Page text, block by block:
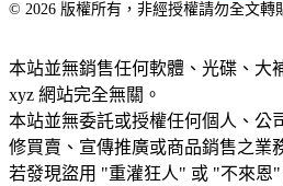
© 2026 版權所有，非經授權請勿全文轉
本站並無銷售任何軟體、光碟、大
xyz 網站完全無關。
本站並無委託或授權任何個人、公
修買賣、宣傳推廣或商品銷售之業
若發現盜用 "重灌狂人" 或 "不來恩